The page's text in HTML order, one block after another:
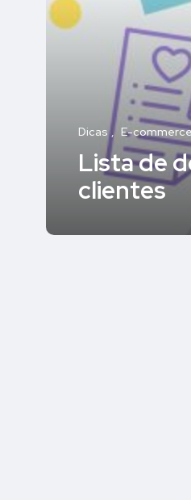
Dicas E-
Lista de
clientes